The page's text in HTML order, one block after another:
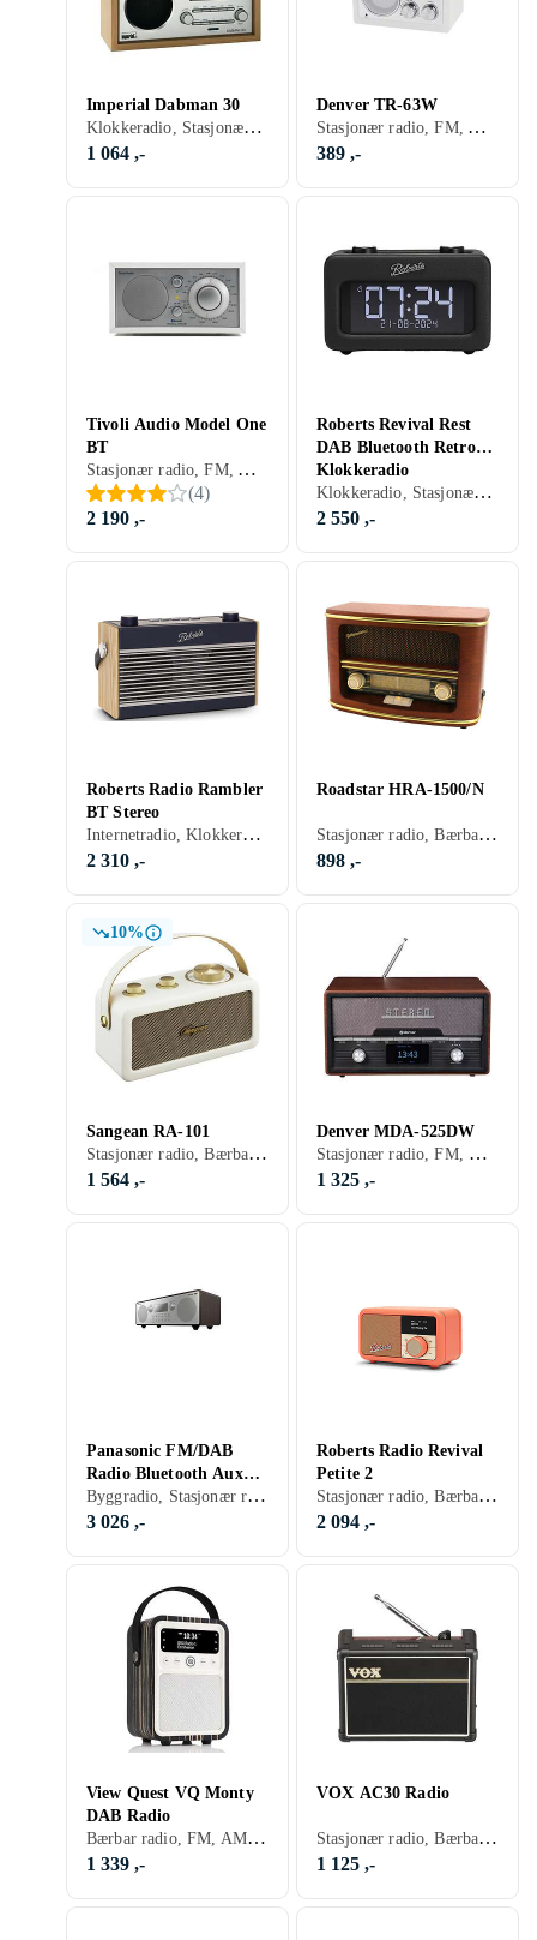
Imperial Dabman 30
Klokkeradio, Stasjonær radio, Bærbar radio, FM, DAB, DAB+, Batteri, Nettstrøm, Oppladbart batteri, Klokkeradio med alarm, Fjernkontroll, Display, Retro Radio, Hodetelefonutgang, Analog 3,5mm-inngang
1 064 ,-
Denver TR-63W
Stasjonær radio, FM, AM, Retro Radio, Analog 3,5mm-inngang
389 ,-
Tivoli Audio Model One
BT
Stasjonær radio, FM, AM, DAB, DAB+, Nettstrøm, Retro Radio, Hodetelefonutgang, Analog 3,5mm-inngang
(4)
2 190 ,-
Roberts Revival Rest
DAB Bluetooth Retro
Klokkeradio
Klokkeradio, Stasjonær radio, FM, DAB, DAB+, RDS-radio, Klokkeradio med alarm, Display, Retro Radio, USB
2 550 ,-
Roberts Radio Rambler
BT Stereo
Internetradio, Klokkeradio, Stasjonær radio, Bærbar radio, FM, DAB, DAB+, Klokkeradio med alarm, Display, Retro Radio, Hodetelefonutgang, Analog 3,5mm-inngang
2 310 ,-
Roadstar HRA-1500/N
Stasjonær radio, Bærbar radio, FM, AM, DAB+, MW, Batteri, Fjernkontroll, Retro Radio
898 ,-
10%
Sangean RA-101
Stasjonær radio, Bærbar radio, FM, Batteri, Oppladbart batteri, Retro Radio, Analog 3,5mm-inngang
1 564 ,-
Denver MDA-525DW
Stasjonær radio, FM, DAB+, Retro Radio, USB
1 325 ,-
Panasonic FM/DAB
Radio Bluetooth Aux
RF-D100
Byggradio, Stasjonær radio, Bærbar radio, FM, DAB, DAB+, Batteri, Klokkeradio med alarm, Fjernkontroll, Display, Retro Radio, Hodetelefonutgang, Analog 3,5mm-inngang
3 026 ,-
Roberts Radio Revival
Petite 2
Stasjonær radio, Bærbar radio, FM, DAB, DAB+, Retro Radio, Hodetelefonutgang, USB
2 094 ,-
View Quest VQ Monty
DAB Radio
Bærbar radio, FM, AM, DAB, DAB+, Batteri, Oppladbart batteri, Klokkeradio med alarm, Display, Retro Radio, Hodetelefonutgang, USB, Analog 3,5mm-inngang
1 339 ,-
VOX AC30 Radio
Stasjonær radio, Bærbar radio, FM, AM, Batteri, Nettstrøm, Klokkeradio med alarm, Retro Radio, Hodetelefonutgang
1 125 ,-